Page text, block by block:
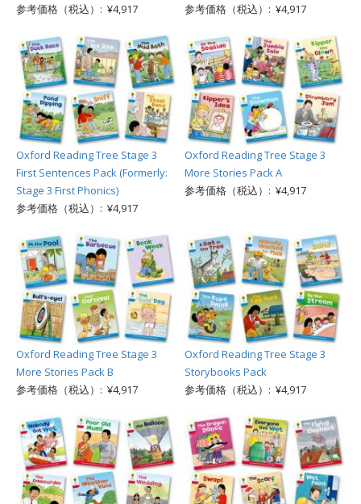
参考価格（税込）: ¥4,917 参考価格（税込）: ¥4,917
Oxford Reading Tree Stage 3
First Sentences Pack (Formerly:
Stage 3 First Phonics)
参考価格（税込）: ¥4,917
Oxford Reading Tree Stage 3
More Stories Pack A
参考価格（税込）: ¥4,917
Oxford Reading Tree Stage 3
More Stories Pack B
参考価格（税込）: ¥4,917
Oxford Reading Tree Stage 3
Storybooks Pack
参考価格（税込）: ¥4,917